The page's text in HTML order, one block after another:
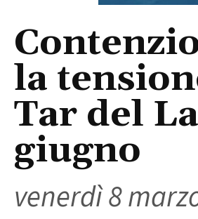
la
Tar del
giugno
venerdì 8